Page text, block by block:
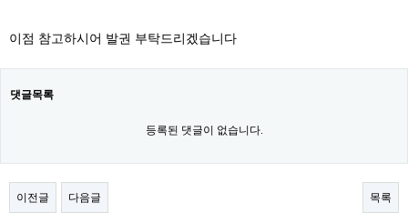
이점 참고하시어 발권 부탁드리겠습니다
댓글목록
등록된 댓글이 없습니다.
이전글 다음글 목록